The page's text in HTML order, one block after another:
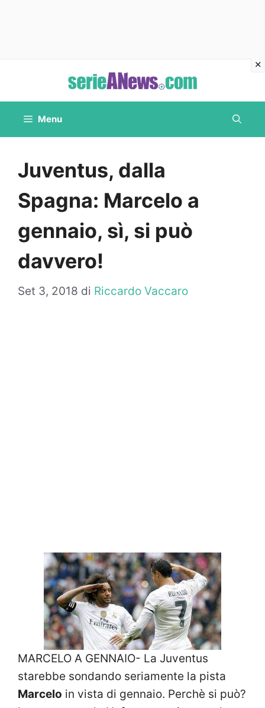
contenuto
Menu
Juventus, dalla
Spagna: Marcelo a
gennaio, sì, si può
davvero!
Set 3, 2018 di Riccardo Vaccaro
MARCELO A GENNAIO- La Juventus
starebbe sondando seriamente la pista
Marcelo in vista di gennaio. Perchè si può?